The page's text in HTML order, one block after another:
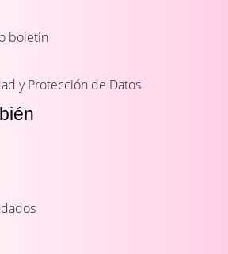
boletín
y Protección de Datos